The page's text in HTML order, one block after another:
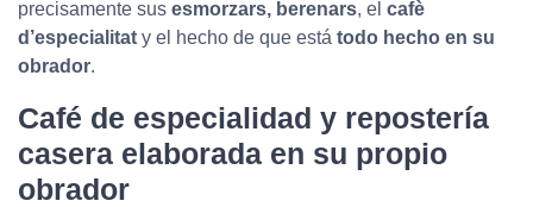
precisamente sus esmorzars, berenars, el cafè
d’especialitat y el hecho de que está todo hecho en su
obrador.
Café de especialidad y repostería
casera elaborada en su propio
obrador